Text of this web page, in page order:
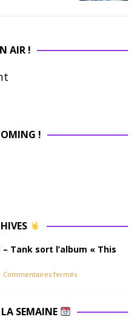
AIR !
!
– Tank sort l’album « This
Commentaires fermés
SEMAINE